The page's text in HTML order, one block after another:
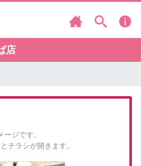
店
ジです。
チラシが開きます。